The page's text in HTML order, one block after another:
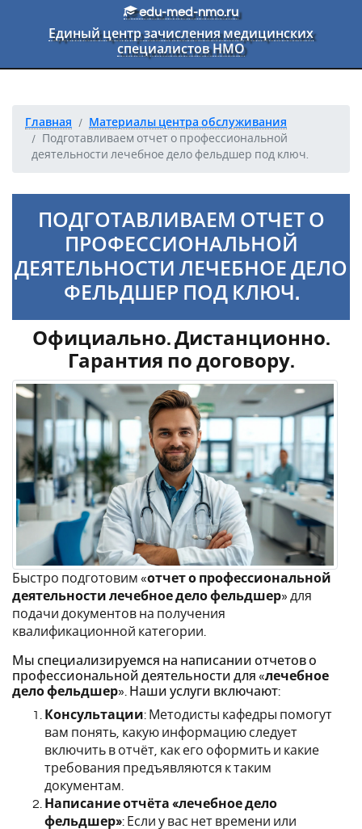
Перейти к основному текстуedu-med-nmo.ru
Единый центр зачисления медицинских
специалистов НМО
Главная
Материалы центра обслуживания
Подготавливаем отчет о профессиональной
деятельности лечебное дело фельдшер под ключ.
ПОДГОТАВЛИВАЕМ ОТЧЕТ О
ПРОФЕССИОНАЛЬНОЙ
ДЕЯТЕЛЬНОСТИ ЛЕЧЕБНОЕ ДЕЛО
ФЕЛЬДШЕР ПОД КЛЮЧ.
Официально. Дистанционно.
Гарантия по договору.
Быстро подготовим «отчет о профессиональной
деятельности лечебное дело фельдшер» для
подачи документов на получения
квалификационной категории.
Мы специализируемся на написании отчетов о
профессиональной деятельности для «лечебное
дело фельдшер». Наши услуги включают:
Консультации: Методисты кафедры помогут
вам понять, какую информацию следует
включить в отчёт, как его оформить и какие
требования предъявляются к таким
документам.
Написание отчёта «лечебное дело
фельдшер»: Если у вас нет времени или